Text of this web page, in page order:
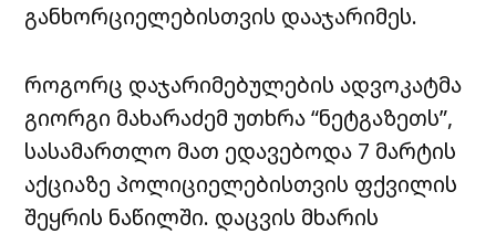
განხორციელებისთვის დააჯარიმეს.
როგორც დაჯარიმებულების ადვოკატმა
გიორგი მახარაძემ უთხრა “ნეტგაზეთს”,
სასამართლო მათ ედავებოდა 7 მარტის
აქციაზე პოლიციელებისთვის ფქვილის
შეყრის ნაწილში. დაცვის მხარის